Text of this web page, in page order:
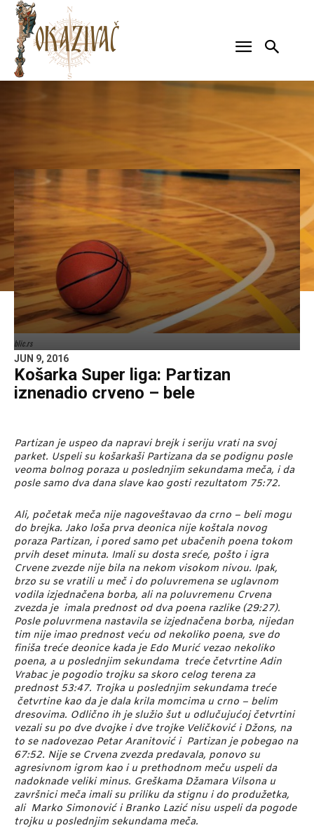
blic.rs
JUN 9, 2016
Košarka Super liga: Partizan
iznenadio crveno – bele
Partizan je uspeo da napravi brejk i seriju vrati na svoj
parket. Uspeli su košarkaši Partizana da se podignu posle
veoma bolnog poraza u poslednjim sekundama meča, i da
posle samo dva dana slave kao gosti rezultatom 75:72.
Ali, početak meča nije nagoveštavao da crno – beli mogu
do brejka. Jako loša prva deonica nije koštala novog
poraza Partizan, i pored samo pet ubačenih poena tokom
prvih deset minuta. Imali su dosta sreće, pošto i igra
Crvene zvezde nije bila na nekom visokom nivou. Ipak,
brzo su se vratili u meč i do poluvremena se uglavnom
vodila izjednačena borba, ali na poluvremenu Crvena
zvezda je imala prednost od dva poena razlike (29:27).
Posle poluvrmena nastavila se izjednačena borba, nijedan
tim nije imao prednost veću od nekoliko poena, sve do
finiša treće deonice kada je Edo Murić vezao nekoliko
poena, a u poslednjim sekundama treće četvrtine Adin
Vrabac je pogodio trojku sa skoro celog terena za
prednost 53:47. Trojka u poslednjim sekundama treće
četvrtine kao da je dala krila momcima u crno – belim
dresovima. Odlično ih je služio šut u odlučujućoj četvrtini
vezali su po dve dvojke i dve trojke Veličković i Džons, na
to se nadovezao Petar Aranitović i Partizan je pobegao na
67:52. Nije se Crvena zvezda predavala, ponovo su
agresivnom igrom kao i u prethodnom meču uspeli da
nadoknade veliki minus. Greškama Džamara Vilsona u
završnici meča imali su priliku da stignu i do produžetka,
ali Marko Simonović i Branko Lazić nisu uspeli da pogode
trojku u poslednjim sekundama meča.